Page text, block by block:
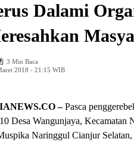
Dalami
3 Min Baca
2018 - 21:15 WIB
–Pasca
Desa Wangunjaya, Kecamatan
Naringgul Cianjur